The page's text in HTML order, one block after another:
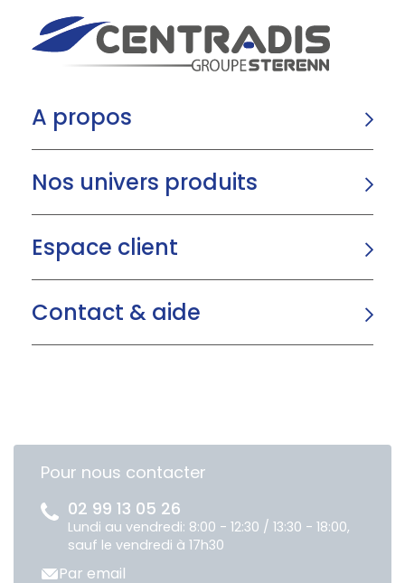
A propos
Nos univers produits
Espace client
Contact & aide
Pour nous contacter
02 99 13 05 26
Lundi au vendredi: 8:00 - 12:30 / 13:30 - 18:00,
sauf le vendredi à 17h30
Par email